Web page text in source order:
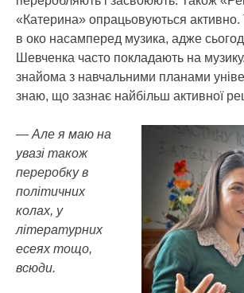
«Катерина» опрацьовуються активно.
в око насамперед музика, адже
Шевченка часто покладають на
знайома з навчальними планами
знаю, що зазнає найбільш активної
— Але я маю на
увазі також
переробку в
політичних
колах, у
літературних
есеях тощо,
всюди.